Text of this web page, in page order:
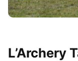
L’Archery